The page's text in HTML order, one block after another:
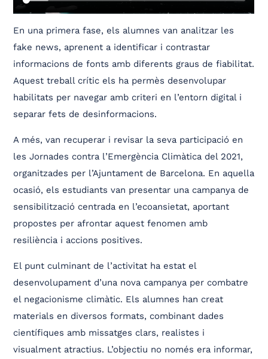
En una primera fase, els alumnes van analitzar les
fake news, aprenent a identificar i contrastar
informacions de fonts amb diferents graus de fiabilitat.
Aquest treball crític els ha permès desenvolupar
habilitats per navegar amb criteri en l’entorn digital i
separar fets de desinformacions.
A més, van recuperar i revisar la seva participació en
les Jornades contra l’Emergència Climàtica del 2021,
organitzades per l’Ajuntament de Barcelona. En aquella
ocasió, els estudiants van presentar una campanya de
sensibilització centrada en l’ecoansietat, aportant
propostes per afrontar aquest fenomen amb
resiliència i accions positives.
El punt culminant de l’activitat ha estat el
desenvolupament d’una nova campanya per combatre
el negacionisme climàtic. Els alumnes han creat
materials en diversos formats, combinant dades
científiques amb missatges clars, realistes i
visualment atractius. L’objectiu no només era informar,